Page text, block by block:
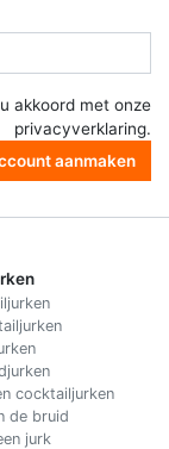
akkoord met onze
privacyverklaring.
aanmaken
cocktailjurken
de bruid
jurk